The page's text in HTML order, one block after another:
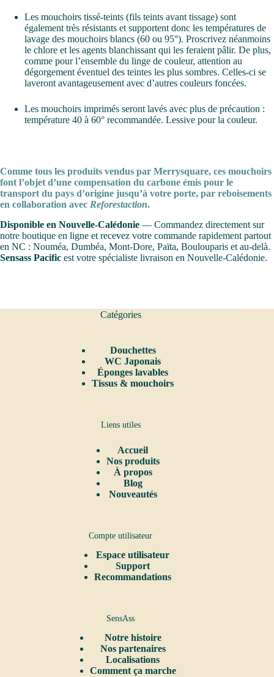
Les mouchoirs tissé-teints (fils teints avant tissage) sont
également très résistants et supportent donc les températures de
lavage des mouchoirs blancs (60 ou 95°). Proscrivez néanmoins
le chlore et les agents blanchissant qui les feraient pâlir. De plus,
comme pour l’ensemble du linge de couleur, attention au
dégorgement éventuel des teintes les plus sombres. Celles-ci se
laveront avantageusement avec d’autres couleurs foncées.
Les mouchoirs imprimés seront lavés avec plus de précaution :
température 40 à 60° recommandée. Lessive pour la couleur.
Comme tous les produits vendus par Merrysquare, ces mouchoirs
font l’objet d’une compensation du carbone émis pour le
transport du pays d’origine jusqu’à votre porte, par reboisements
en collaboration avec Reforestaction.
Disponible en Nouvelle-Calédonie — Commandez directement sur
notre boutique en ligne et recevez votre commande rapidement partout
en NC : Nouméa, Dumbéa, Mont-Dore, Païta, Boulouparis et au-delà.
Sensass Pacific est votre spécialiste livraison en Nouvelle-Calédonie.
Catégories
Douchettes
WC Japonais
Éponges lavables
Tissus & mouchoirs
Liens utiles
Accueil
Nos produits
À propos
Blog
Nouveautés
Compte utilisateur
Espace utilisateur
Support
Recommandations
SensAss
Notre histoire
Nos partenaires
Localisations
Comment ça marche